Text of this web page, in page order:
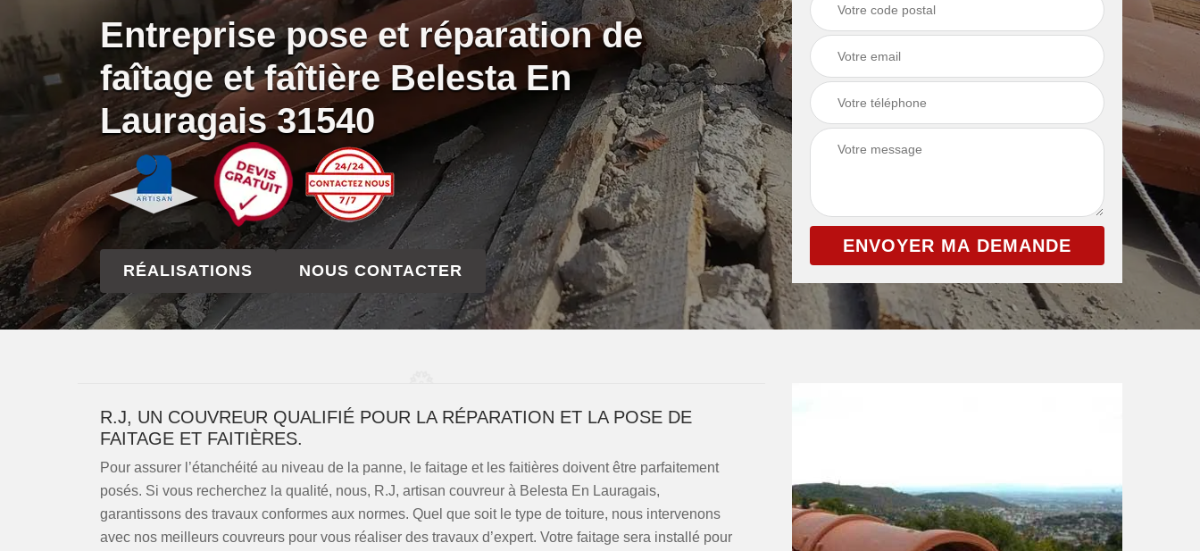
Entreprise pose et réparation de
faîtage et faîtière Belesta En
Lauragais 31540
RÉALISATIONS NOUS CONTACTER
R.J, UN COUVREUR QUALIFIÉ POUR LA RÉPARATION ET LA POSE DE
FAITAGE ET FAITIÈRES.
Pour assurer l’étanchéité au niveau de la panne, le faitage et les faitières doivent être parfaitement
posés. Si vous recherchez la qualité, nous, R.J, artisan couvreur à Belesta En Lauragais,
garantissons des travaux conformes aux normes. Quel que soit le type de toiture, nous intervenons
avec nos meilleurs couvreurs pour vous réaliser des travaux d’expert. Votre faitage sera installé pour